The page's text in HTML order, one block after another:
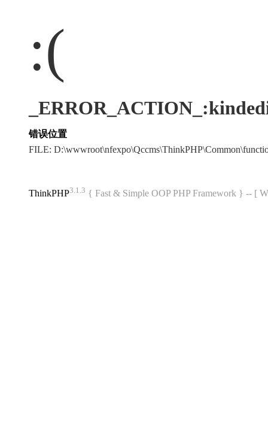
:(
错误位置
FILE:
ThinkPHP3.1.3 { Fast & Simple OOP PHP Framework } -- [